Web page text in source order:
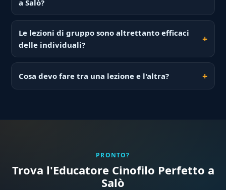
a Salò?
Le lezioni di gruppo sono altrettanto efficaci
delle individuali?
Cosa devo fare tra una lezione e l'altra?
PRONTO?
Trova l'Educatore Cinofilo Perfetto a
Salò